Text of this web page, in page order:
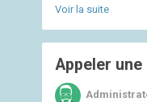
Voir la suite
Appeler une